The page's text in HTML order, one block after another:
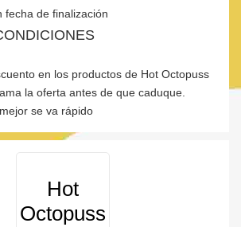
fecha de finalización
en los productos de Hot Octopuss
la oferta antes de que caduque.
se va rápido
Hot
Octopuss